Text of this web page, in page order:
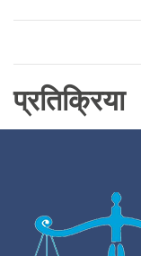
प्रतिक्रिया